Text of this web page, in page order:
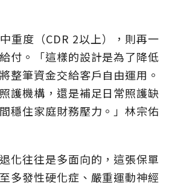
重度（CDR 2以上），則再一
付。「這樣的設計是為了降低
整筆資金交給客戶自由運用。
護機構，還是補足日常照護缺
穩住家庭財務壓力。」林宗佑
化往往是多面向的，這張保單
多發性硬化症、嚴重運動神經